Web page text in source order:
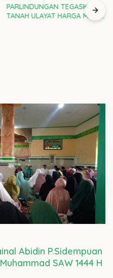
PARLINDUNGAN TEGASKAN:
TANAH ULAYAT HARGA MATI!
Abidin P.Sidempuan
SAW 1444 H